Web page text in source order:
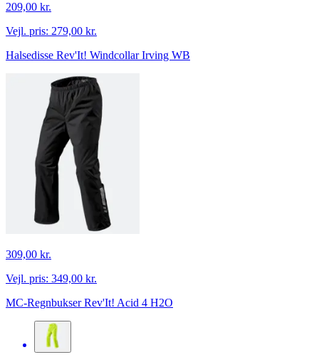
209,00 kr.
Vejl. pris: 279,00 kr.
Halsedisse Rev'It! Windcollar Irving WB
309,00 kr.
Vejl. pris: 349,00 kr.
MC-Regnbukser Rev'It! Acid 4 H2O